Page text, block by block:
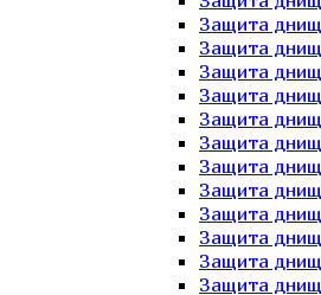
Защита
Защита
Защита
Защита
Защита
Защита
Защита
Защита
Защита
Защита
Защита
Защита